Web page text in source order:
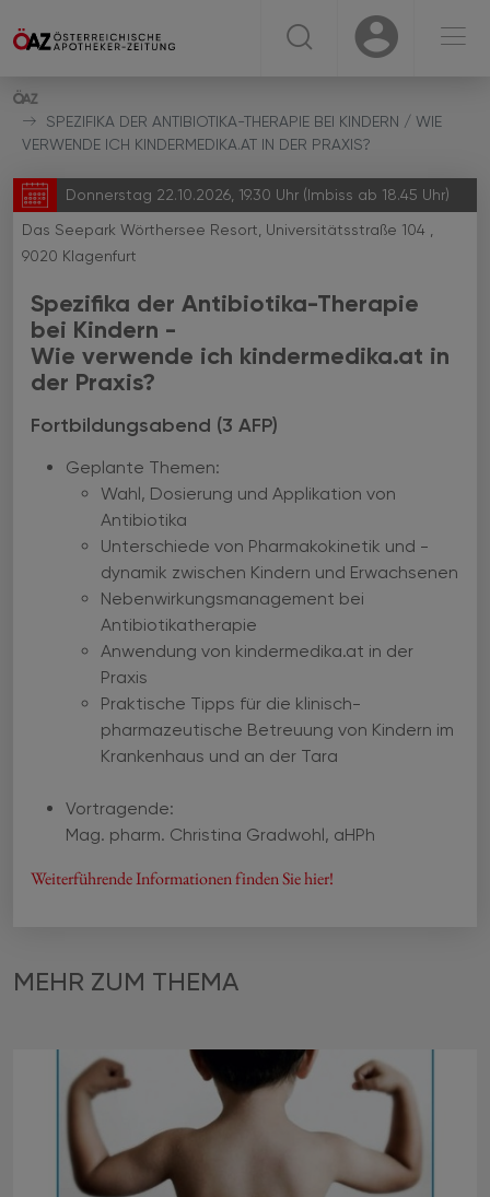
USER USER ☰
SPEZIFIKA DER ANTIBIOTIKA-THERAPIE BEI KINDERN / WIE
VERWENDE ICH KINDERMEDIKA.AT IN DER PRAXIS?
Donnerstag 22.10.2026, 19.30 Uhr (Imbiss ab 18.45 Uhr)
Das Seepark Wörthersee Resort, Universitätsstraße 104 ,
9020 Klagenfurt
Spezifika der Antibiotika-Therapie
bei Kindern -
Wie verwende ich kindermedika.at in
der Praxis?
Fortbildungsabend (3 AFP)
Geplante Themen:
Wahl, Dosierung und Applikation von
Antibiotika
Unterschiede von Pharmakokinetik und -
dynamik zwischen Kindern und Erwachsenen
Nebenwirkungsmanagement bei
Antibiotikatherapie
Anwendung von kindermedika.at in der
Praxis
Praktische Tipps für die klinisch-
pharmazeutische Betreuung von Kindern im
Krankenhaus und an der Tara
Vortragende:
Mag. pharm. Christina Gradwohl, aHPh
Weiterführende Informationen finden Sie hier!
MEHR ZUM THEMA